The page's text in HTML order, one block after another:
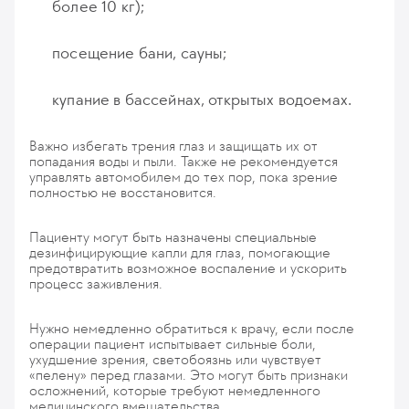
более 10 кг);
посещение бани, сауны;
купание в бассейнах, открытых водоемах.
Важно избегать трения глаз и защищать их от
попадания воды и пыли. Также не рекомендуется
управлять автомобилем до тех пор, пока зрение
полностью не восстановится.
Пациенту могут быть назначены специальные
дезинфицирующие капли для глаз, помогающие
предотвратить возможное воспаление и ускорить
процесс заживления.
Нужно немедленно обратиться к врачу, если после
операции пациент испытывает сильные боли,
ухудшение зрения, светобоязнь или чувствует
«пелену» перед глазами. Это могут быть признаки
осложнений, которые требуют немедленного